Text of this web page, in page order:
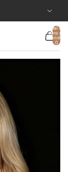
Total de
itens no
carrinho:
0